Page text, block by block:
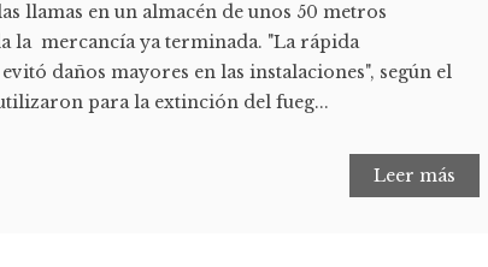
llamas en un almacén de unos 50 metros
la mercancía ya terminada. "La rápida
daños mayores en las instalaciones", según el
para la extinción del fueg...
Leer más